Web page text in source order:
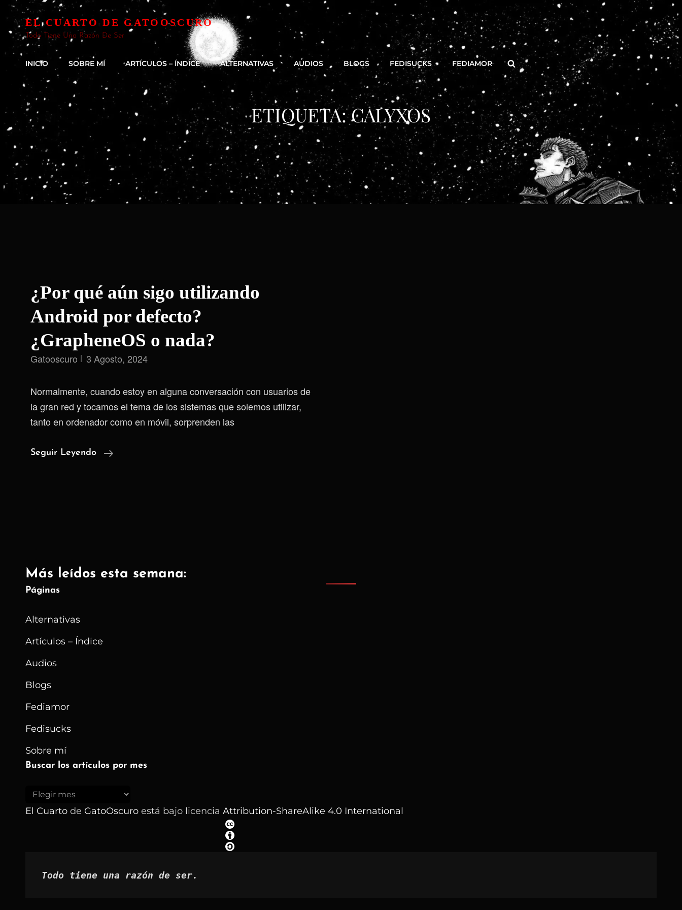
EL CUARTO DE GATOOSCURO
Todo Tiene Una Razón De Ser
INICIO SOBRE MÍ ARTÍCULOS – ÍNDICE ALTERNATIVAS AUDIOS BLOGS FEDISUCKS FEDIAMOR Buscar
ETIQUETA:CALYXOS
¿Por qué aún sigo utilizando
Android por defecto?
¿GrapheneOS o nada?
Gatooscuro 3 Agosto, 2024
Normalmente, cuando estoy en alguna conversación con usuarios de
la gran red y tocamos el tema de los sistemas que solemos utilizar,
tanto en ordenador como en móvil, sorprenden las
Seguir Leyendo
¿Por
¿GrapheneOS
Más leídos esta semana:
Páginas
Alternativas
Artículos – Índice
Audios
Blogs
Fediamor
Fedisucks
Sobre mí
Buscar los artículos por mes
Buscar
los
El Cuarto de GatoOscuro está bajo licencia Attribution-ShareAlike 4.0 International
Todo tiene una razón de ser.